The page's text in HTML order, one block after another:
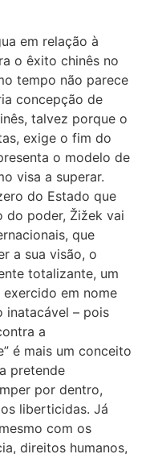
em relação à
o êxito chinês no
tempo não parece
concepção de
talvez porque o
exige o fim do
o modelo de
visa a superar.
do Estado que
do poder, Žižek vai
que
a sua visão, o
totalizante, um
em nome
inatacável – pois
a
é mais um conceito
pretende
por dentro,
liberticidas. Já
com os
direitos humanos,